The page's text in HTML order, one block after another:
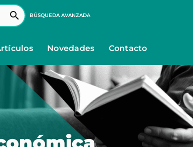
search BÚSQUEDA AVANZADA
Novedades Contacto